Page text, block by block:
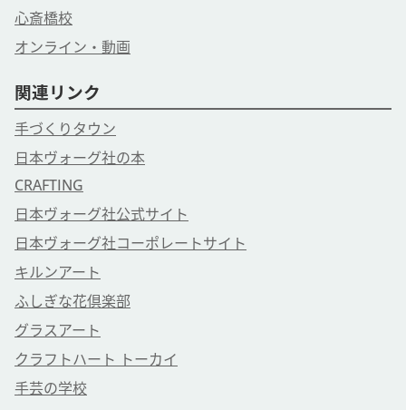
心斎橋校
オンライン・動画
関連リンク
手づくりタウン
日本ヴォーグ社の本
CRAFTING
日本ヴォーグ社公式サイト
日本ヴォーグ社コーポレートサイト
キルンアート
ふしぎな花倶楽部
グラスアート
クラフトハート トーカイ
手芸の学校